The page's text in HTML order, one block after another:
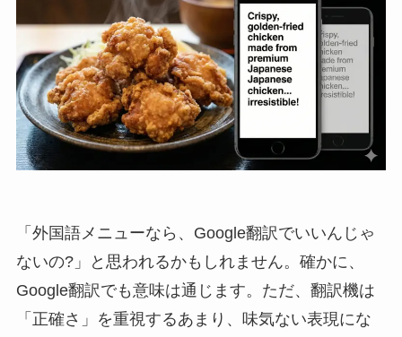
「外国語メニューなら、Google翻訳でいいんじゃ
ないの?」と思われるかもしれません。確かに、
Google翻訳でも意味は通じます。ただ、翻訳機は
「正確さ」を重視するあまり、味気ない表現にな